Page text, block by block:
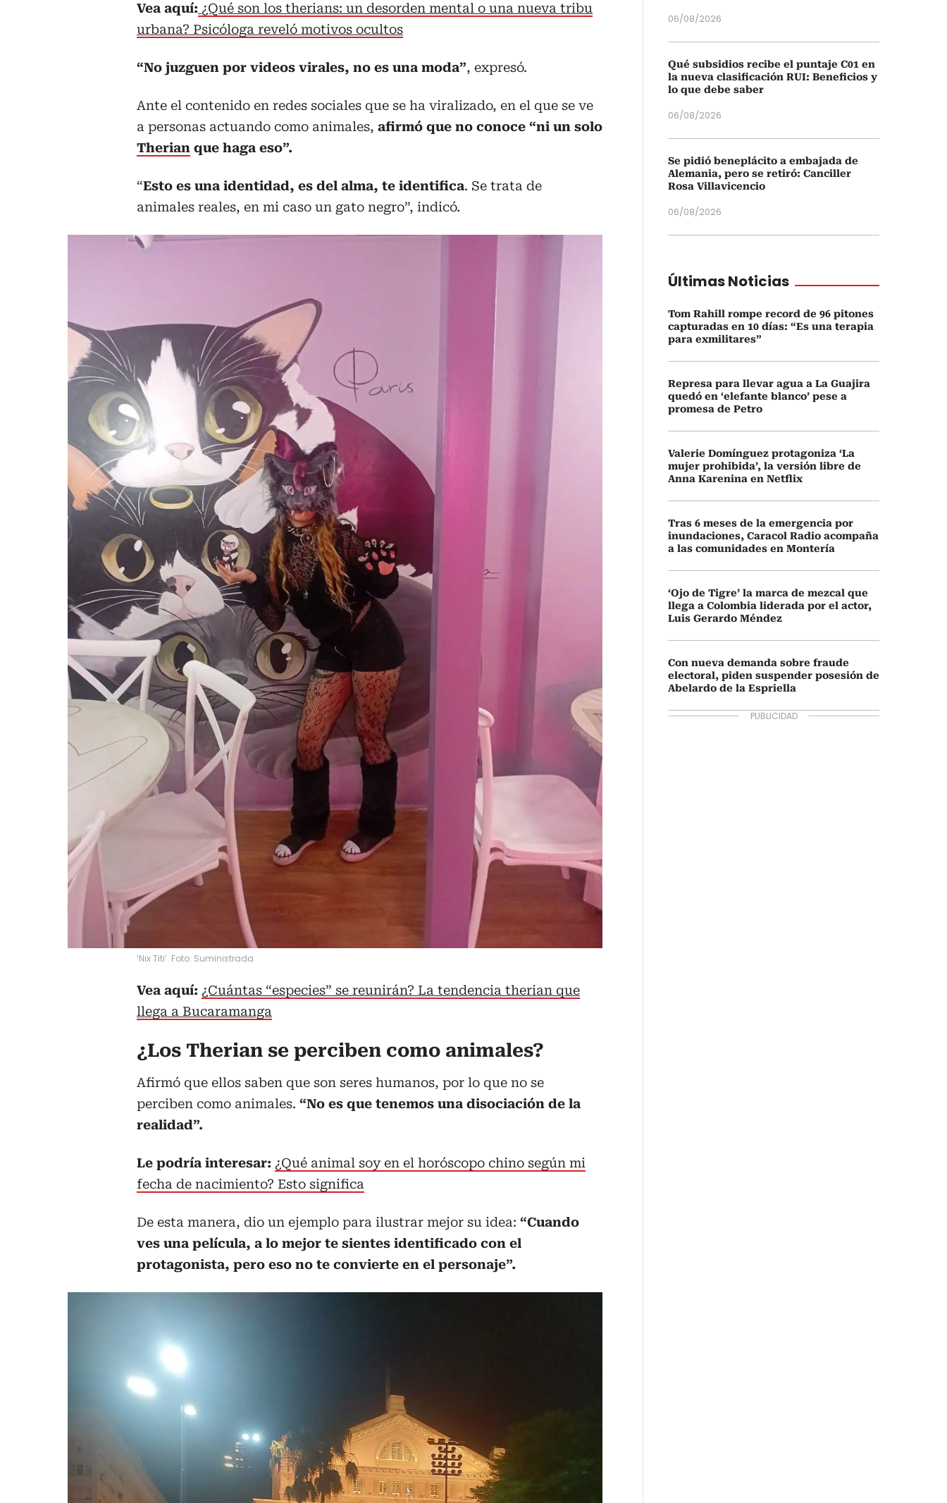
Vea aquí: ¿Qué son los therians: un desorden mental o una nueva tribu
urbana? Psicóloga reveló motivos ocultos
“No juzguen por videos virales, no es una moda”, expresó.
Ante el contenido en redes sociales que se ha viralizado, en el que se ve
a personas actuando como animales, afirmó que no conoce “ni un solo
Therian que haga eso”.
“Esto es una identidad, es del alma, te identifica. Se trata de
animales reales, en mi caso un gato negro”, indicó.
‘Nix Titi’. Foto: Suministrada
Vea aquí: ¿Cuántas “especies” se reunirán? La tendencia therian que
llega a Bucaramanga
¿Los Therian se perciben como animales?
Afirmó que ellos saben que son seres humanos, por lo que no se
perciben como animales. “No es que tenemos una disociación de la
realidad”.
Le podría interesar: ¿Qué animal soy en el horóscopo chino según mi
fecha de nacimiento? Esto significa
De esta manera, dio un ejemplo para ilustrar mejor su idea: “Cuando
ves una película, a lo mejor te sientes identificado con el
protagonista, pero eso no te convierte en el personaje”.
06/08/2026
Qué subsidios recibe el puntaje C01 en
la nueva clasificación RUI: Beneficios y
lo que debe saber
06/08/2026
Se pidió beneplácito a embajada de
Alemania, pero se retiró: Canciller
Rosa Villavicencio
06/08/2026
Últimas Noticias
Tom Rahill rompe record de 96 pitones
capturadas en 10 días: “Es una terapia
para exmilitares”
Represa para llevar agua a La Guajira
quedó en ‘elefante blanco’ pese a
promesa de Petro
Valerie Domínguez protagoniza ‘La
mujer prohibida’, la versión libre de
Anna Karenina en Netflix
Tras 6 meses de la emergencia por
inundaciones, Caracol Radio acompaña
a las comunidades en Montería
‘Ojo de Tigre’ la marca de mezcal que
llega a Colombia liderada por el actor,
Luis Gerardo Méndez
Con nueva demanda sobre fraude
electoral, piden suspender posesión de
Abelardo de la Espriella